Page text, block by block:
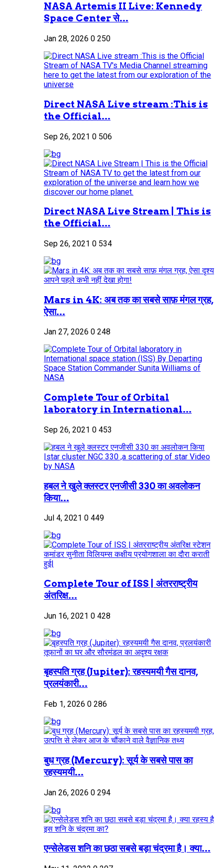
NASA Artemis II Live: Kennedy
Space Center से...
Jan 28, 2026 0 250
Direct NASA Live stream :This is
the Official...
Sep 26, 2021 0 506
Direct NASA Live Stream | This is
the Official...
Sep 26, 2021 0 534
Mars in 4K: अब तक का सबसे साफ़ मंगल ग्रह,
ऐसा...
Jan 27, 2026 0 248
Complete Tour of Orbital
laboratory in International...
Sep 26, 2021 0 453
हबल ने खुले क्लस्टर एनजीसी 330 का अवलोकन
किया...
Jul 4, 2021 0 449
Complete Tour of ISS | अंतरराष्ट्रीय
अंतरिक्ष...
Jun 16, 2021 0 428
बृहस्पति ग्रह (Jupiter): रहस्यमयी गैस दानव,
प्रलयंकारी...
Feb 1, 2026 0 286
बुध ग्रह (Mercury): सूर्य के सबसे पास का
रहस्यमयी...
Jan 26, 2026 0 294
एन्सेलेडस शनि का छठा सबसे बड़ा चंद्रमा है। क्या...